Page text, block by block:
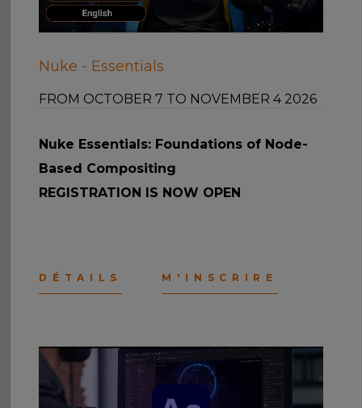
Nuke - Essentials
FROM OCTOBER 7 TO NOVEMBER 4 2026
Nuke Essentials: Foundations of Node-
Based Compositing
REGISTRATION IS NOW OPEN
DÉTAILS M'INSCRIRE